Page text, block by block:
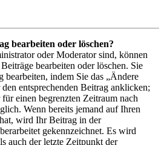
bearbeiten oder löschen?
oder Moderator sind, können
bearbeiten oder löschen. Sie
bearbeiten, indem Sie das „Ändere
entsprechenden Beitrag anklicken;
einen begrenzten Zeitraum nach
Wenn bereits jemand auf Ihren
wird Ihr Beitrag in der
gekennzeichnet. Es wird
auch der letzte Zeitpunkt der